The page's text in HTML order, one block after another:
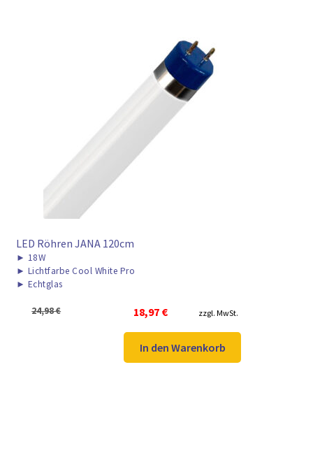
LED Röhren JANA 120cm
► 18W
► Lichtfarbe Cool White Pro
► Echtglas
24,98€
Ursprünglicher
war:
24,98 €
18,97 €
Aktueller
ist:
18,97 €.
zzgl. MwSt.
In den Warenkorb